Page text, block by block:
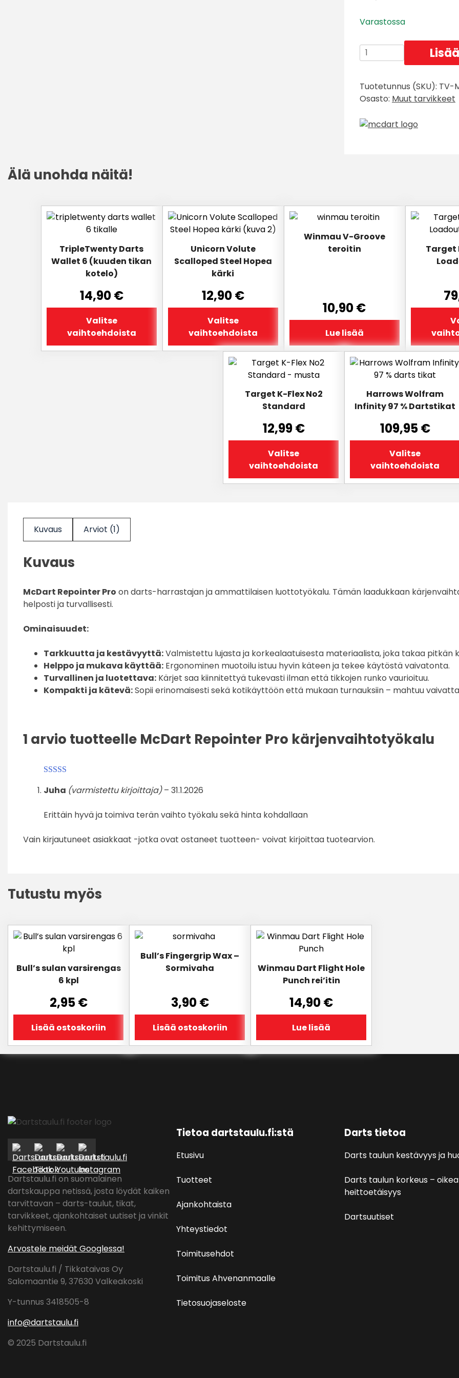
arvotukseen.
Varastossa
McDart
Repointer
kärjenvaihtotyökalu
määrä
Tuotetunnus (SKU): TV-
Osasto: Muut tarvikkeet
Älä unohda näitä!
TripleTwenty Darts
Wallet 6 (kuuden tikan
kotelo)
14,90€
Valitse
vaihtoehdoista
Tällä
useampi
muunnelma.
Unicorn Volute
Scalloped Steel Hopea
kärki
12,90€
Valitse
vaihtoehdoista
Tällä
tuotteella
useampi
muunnelma.
Winmau V-Groove
teroitin
10,90€
Lue lisää
Target
Tällä
tuotteella
useampi
Target K-Flex No2
Standard
12,99€
Valitse
vaihtoehdoista
Tällä
tuotteella
useampi
muunnelma.
tuotteen
Harrows Wolfram
Infinity 97 % Dartstikat
109,95€
Valitse
vaihtoehdoista
Tällä
tuotteella
useampi
muunnelma.
tuotteen
Kuvaus Arviot (1)
Kuvaus
McDart Repointer Pro on darts-harrastajan ja ammattilaisen luottotyökalu. Tämän laadukkaan
helposti ja turvallisesti.
Ominaisuudet:
Tarkkuutta ja kestävyyttä:Valmistettu lujasta ja korkealaatuisesta materiaalista, joka takaa pitkän
Helppo ja mukava käyttää: Ergonominen muotoilu istuu hyvin käteen ja tekee käytöstä vaivatonta.
Turvallinen ja luotettava: Kärjet saa kiinnitettyä tukevasti ilman että tikkojen runko vaurioituu.
Kompakti ja kätevä:Sopii erinomaisesti sekä kotikäyttöön että mukaan turnauksiin – mahtuu
1 arvio tuotteelle McDart Repointer Pro kärjenvaihtotyökalu
tuotteesta:5/
Juha (varmistettu kirjoittaja) – 31.1.2026
Erittäin hyvä ja toimiva terän vaihto työkalu sekä hinta kohdallaan
Vain kirjautuneet asiakkaat -jotka ovat ostaneet tuotteen- voivat kirjoittaa tuotearvion.
Tutustu myös
Bull’s sulan varsirengas
6 kpl
2,95€
Lisää ostoskoriin
Bull’s Fingergrip Wax –
Sormivaha
3,90€
Lisää ostoskoriin
Winmau Dart Flight Hole
Punch rei’itin
14,90€
Lue lisää
Dartstaulu.fi on suomalainen
dartskauppa netissä, josta löydät kaiken
tarvittavan – darts-taulut, tikat,
tarvikkeet, ajankohtaiset uutiset ja vinkit
kehittymiseen.
Arvostele meidät Googlessa!
Dartstaulu.fi / Tikkataivas Oy
Salomaantie 9, 37630 Valkeakoski
Y-tunnus 3418505-8
info@dartstaulu.fi
© 2025 Dartstaulu.fi
Tietoa dartstaulu.fi:stä
Etusivu
Tuotteet
Ajankohtaista
Yhteystiedot
Toimitusehdot
Toimitus Ahvenanmaalle
Tietosuojaseloste
Darts tietoa
Darts taulun kestävyys ja
Darts taulun korkeus –
heittoetäisyys
Dartsuutiset